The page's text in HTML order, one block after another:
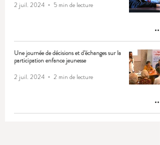
2 juil. 2024
5 min de lecture
Une journée de décisions et d’échanges sur la
participation enfance jeunesse
2 juil. 2024
2 min de lecture